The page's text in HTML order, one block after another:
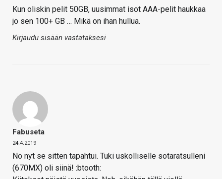
Kun oliskin pelit 50GB, uusimmat isot AAA-pelit haukkaa
jo sen 100+ GB … Mikä on ihan hullua.
Kirjaudu sisään vastataksesi
Fabuseta
24.4.2019
No nyt se sitten tapahtui. Tuki uskolliselle sotaratsulleni
(670MX) oli siinä! :btooth: